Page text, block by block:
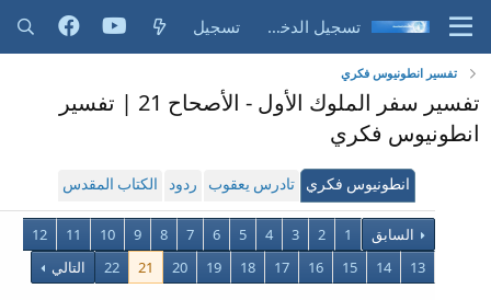
تسجيل الدخول تسجيل
تفسير انطونيوس فكري
تفسير سفر الملوك الأول - الأصحاح 21 | تفسير
انطونيوس فكري
انطونيوس فكري تادرس يعقوب ردود الكتاب المقدس
السابق 1
2
3
4
5
6
7
8
9
10
11
12
13
14
15
16
17
18
19
20
21
22 التالي